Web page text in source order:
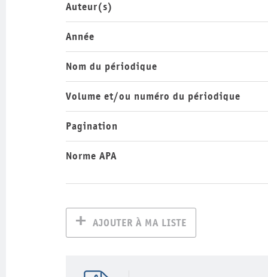
Auteur(s)
Année
Nom du périodique
Volume et/ou numéro du périodique
Pagination
Norme APA
AJOUTER À MA LISTE